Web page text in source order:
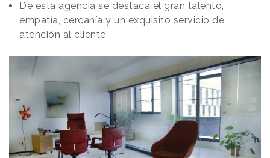
De esta agencia se destaca el gran talento,
empatía, cercanía y un exquisito servicio de
atención al cliente